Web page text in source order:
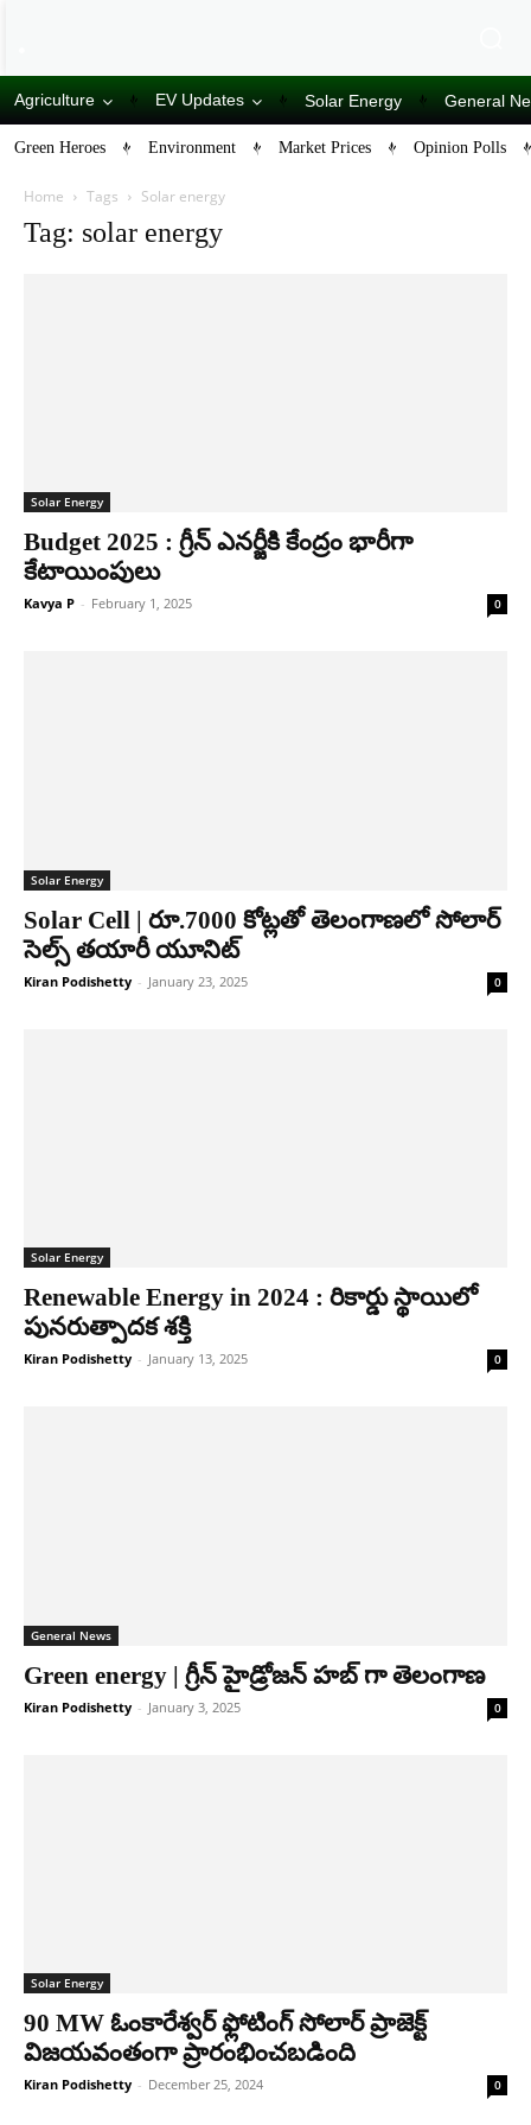
Agriculture EV Updates Solar Energy General
Green Heroes Environment Market Prices Opinion Polls
Home Tags Solar energy
Tag: solar energy
Solar Energy
Budget 2025 : గ్రీన్ ఎనర్జీకి కేంద్రం భారీగా
కేటాయింపులు
Kavya P - February 1, 2025 0
Solar Energy
Solar Cell | రూ.7000 కోట్లతో తెలంగాణలో సోలార్
సెల్స్ తయారీ యూనిట్
Kiran Podishetty - January 23, 2025 0
Solar Energy
Renewable Energy in 2024 : రికార్డు స్థాయిలో
పునరుత్పాదక శక్తి
Kiran Podishetty - January 13, 2025 0
General News
Green energy | గ్రీన్ హైడ్రోజన్ హబ్ గా తెలంగాణ
Kiran Podishetty - January 3, 2025 0
Solar Energy
90 MW ఓంకారేశ్వర్ ఫ్లోటింగ్ సోలార్ ప్రాజెక్ట్
విజయవంతంగా ప్రారంభించబడింది
Kiran Podishetty - December 25, 2024 0